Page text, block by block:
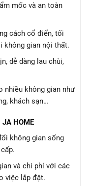
mốc và an toàn
cách cổ điển, tối
không gian nội thất.
dễ dàng lau chùi,
nhiều không gian như
khách sạn…
HOME
không gian sống
và chi phí với các
việc lắp đặt.